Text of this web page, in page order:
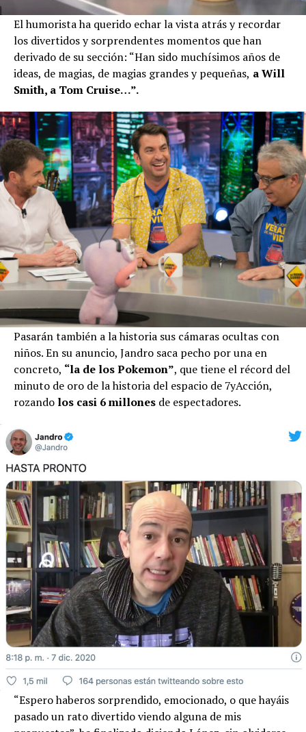
El humorista ha querido echar la vista atrás y recordar
los divertidos y sorprendentes momentos que han
derivado de su sección: “Han sido muchísimos años de
ideas, de magias, de magias grandes y pequeñas, a Will
Smith, a Tom Cruise…”.
Pasarán también a la historia sus cámaras ocultas con
niños. En su anuncio, Jandro saca pecho por una en
concreto, “la de los Pokemon”, que tiene el récord del
minuto de oro de la historia del espacio de 7yAcción,
rozando los casi 6 millones de espectadores.
“Espero haberos sorprendido, emocionado, o que hayáis
pasado un rato divertido viendo alguna de mis